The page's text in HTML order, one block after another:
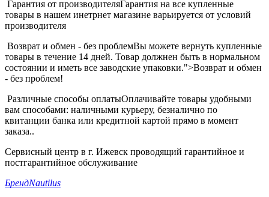
Гарантия от производителяГарантия на все купленные
товары в нашем инетрнет магазине варьируется от условий
производителя
Возврат и обмен - без проблемВы можете вернуть купленные
товары в течение 14 дней. Товар должнен быть в нормальном
состоянии и иметь все заводские упаковки.">Возврат и обмен
- без проблем!
Различные способы оплатыОплачивайте товары удобными
вам способами: наличными курьеру, безналично по
квитанции банка или кредитной картой прямо в момент
заказа..
Сервисный центр в г. Ижевск проводящий гарантийное и
постгарантийное обслуживание
БрендNautilus